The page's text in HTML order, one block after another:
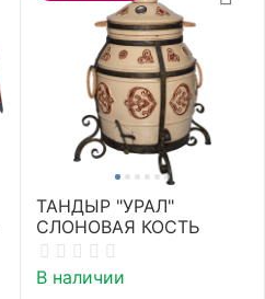
ТАНДЫР "УРАЛ"
СЛОНОВАЯ КОСТЬ
В наличии